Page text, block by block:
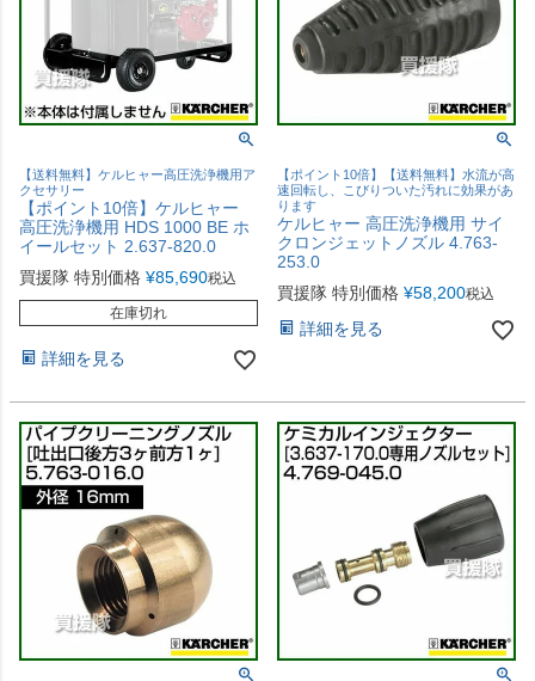
【送料無料】ケルヒャー高圧洗浄機用ア
クセサリー
【ポイント10倍】ケルヒャー
高圧洗浄機用 HDS 1000 BE ホ
イールセット 2.637-820.0
買援隊 特別価格 ¥85,690税込
在庫切れ
詳細を見る
【ポイント10倍】【送料無料】水流が高
速回転し、こびりついた汚れに効果があ
ります
ケルヒャー 高圧洗浄機用 サイ
クロンジェットノズル 4.763-
253.0
買援隊 特別価格 ¥58,200税込
詳細を見る